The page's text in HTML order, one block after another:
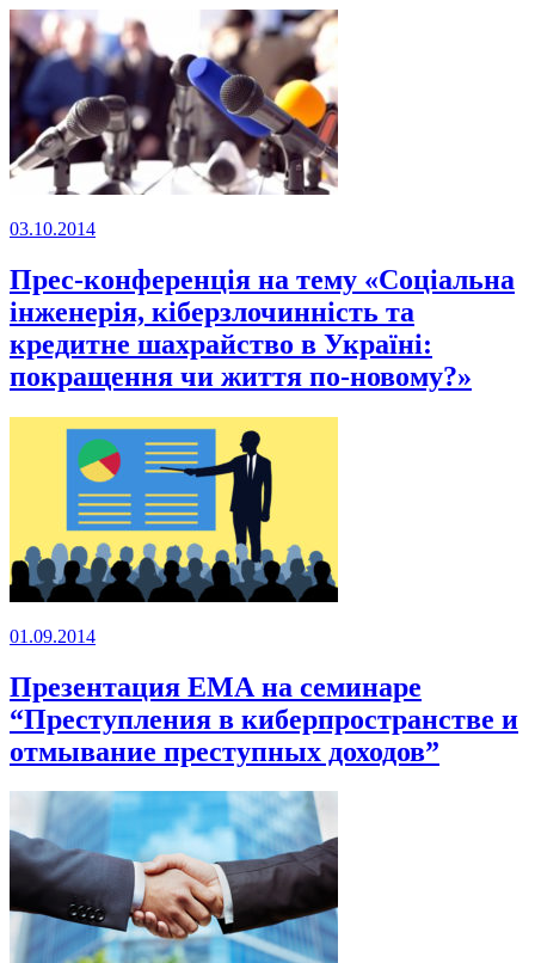
03.10.2014
Прес-конференція на тему «Соціальна
інженерія, кіберзлочинність та
кредитне шахрайство в Україні:
покращення чи життя по-новому?»
01.09.2014
Презентация ЕМА на семинаре
“Преступления в киберпространстве и
отмывание преступных доходов”